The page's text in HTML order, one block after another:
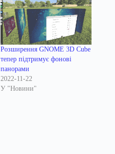
Розширення GNOME 3D Cube
тепер підтримує фонові
панорами
2022-11-22
У "Новини"